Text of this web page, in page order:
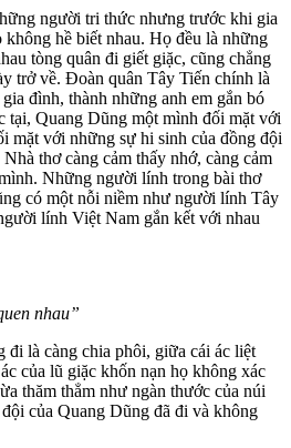
người tri thức nhưng trước khi gia
hề biết nhau. Họ đều là những
tòng quân đi giết giặc, cũng chẳng
trở về. Đoàn quân Tây Tiến chính là
đình, thành những anh em gắn bó
tại, Quang Dũng một mình đối mặt với
mặt với những sự hi sinh của đồng đội
thơ càng cảm thấy nhớ, càng cảm
Những người lính trong bài thơ
có một nỗi niềm như người lính Tây
lính Việt Nam gắn kết với nhau
nhau”
là càng chia phôi, giữa cái ác liệt
của lũ giặc khốn nạn họ không xác
thăm thẳm như ngàn thước của núi
của Quang Dũng đã đi và không